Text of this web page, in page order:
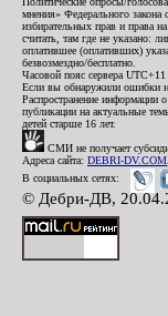
мнения» Федерального
избирательных прав и права
считать, там где не указано:
оплатившее (оплативших)
безвозмездно/бесплатно.
Часовой пояс сервера
Если вы обнаружили ошибки
Распространение информации
публикации на актуальные
детей старше 16 лет.
СМИ не получает
Адреса сайта: DEBRI-DV.COM
В социальных сетях:
© Дебри-ДВ,